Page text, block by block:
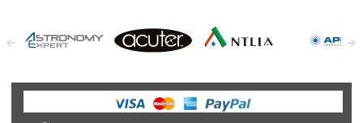
Expert
Telescopes